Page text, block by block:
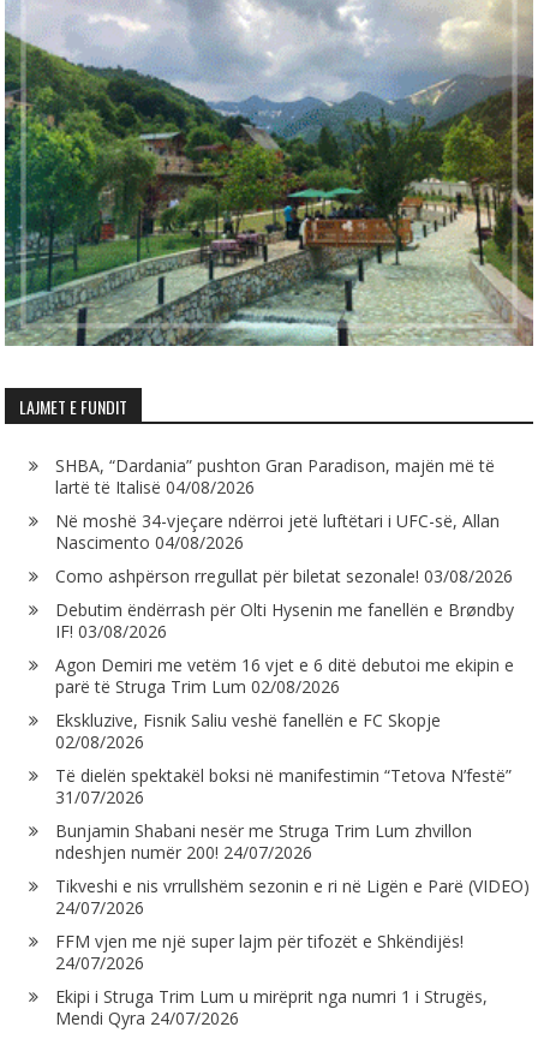
LAJMET E FUNDIT
SHBA, “Dardania” pushton Gran Paradison, majën më të
lartë të Italisë 04/08/2026
Në moshë 34-vjeçare ndërroi jetë luftëtari i UFC-së, Allan
Nascimento 04/08/2026
Como ashpërson rregullat për biletat sezonale! 03/08/2026
Debutim ëndërrash për Olti Hysenin me fanellën e Brøndby
IF! 03/08/2026
Agon Demiri me vetëm 16 vjet e 6 ditë debutoi me ekipin e
parë të Struga Trim Lum 02/08/2026
Ekskluzive, Fisnik Saliu veshë fanellën e FC Skopje
02/08/2026
Të dielën spektakël boksi në manifestimin “Tetova N’festë”
31/07/2026
Bunjamin Shabani nesër me Struga Trim Lum zhvillon
ndeshjen numër 200! 24/07/2026
Tikveshi e nis vrrullshëm sezonin e ri në Ligën e Parë (VIDEO)
24/07/2026
FFM vjen me një super lajm për tifozët e Shkëndijës!
24/07/2026
Ekipi i Struga Trim Lum u mirëprit nga numri 1 i Strugës,
Mendi Qyra 24/07/2026